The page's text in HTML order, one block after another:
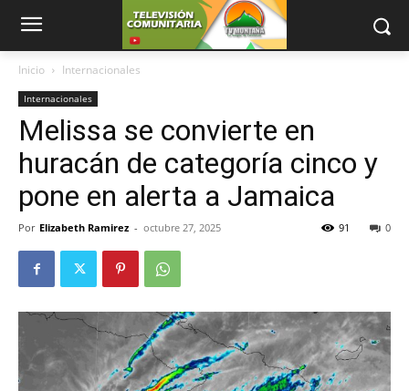
Inicio Internacionales
Internacionales
Melissa se convierte en
huracán de categoría cinco y
pone en alerta a Jamaica
Por Elizabeth Ramirez - octubre 27, 2025 0
91